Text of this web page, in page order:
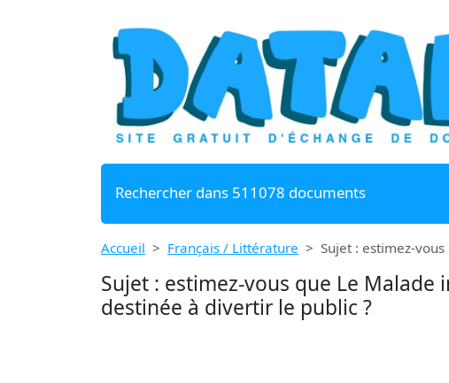
Rechercher dans 511078 documents
Accueil Français / Littérature Sujet : estimez-
Sujet : estimez-vous que Le
destinée à divertir le public ?